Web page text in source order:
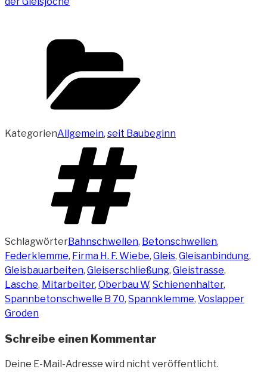
KategorienAllgemein, seit Baubeginn
SchlagwörterBahnschwellen, Betonschwellen,
Federklemme, Firma H. F. Wiebe, Gleis, Gleisanbindung,
Gleisbauarbeiten, Gleiserschließung, Gleistrasse,
Lasche, Mitarbeiter, Oberbau W, Schienenhalter,
Spannbetonschwelle B 70, Spannklemme, Voslapper
Groden
Schreibe einen Kommentar
Deine E-Mail-Adresse wird nicht veröffentlicht.